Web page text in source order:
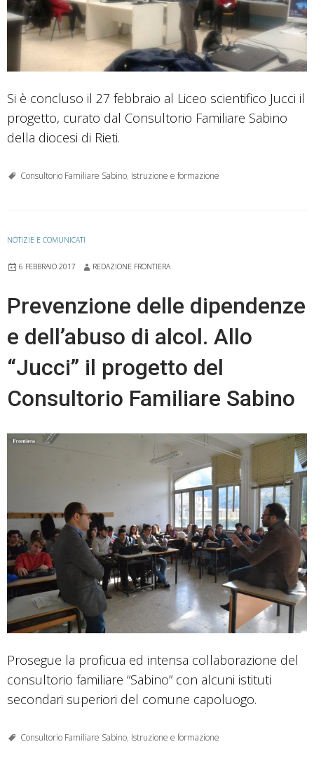
Si è concluso il 27 febbraio al Liceo scientifico Jucci il
progetto, curato dal Consultorio Familiare Sabino
della diocesi di Rieti.
Consultorio Familiare Sabino, Istruzione e formazione
NOTIZIE E COMUNICATI
6 FEBBRAIO 2017 REDAZIONE FRONTIERA
Prevenzione delle dipendenze
e dell’abuso di alcol. Allo
“Jucci” il progetto del
Consultorio Familiare Sabino
Prosegue la proficua ed intensa collaborazione del
consultorio familiare “Sabino” con alcuni istituti
secondari superiori del comune capoluogo.
Consultorio Familiare Sabino, Istruzione e formazione